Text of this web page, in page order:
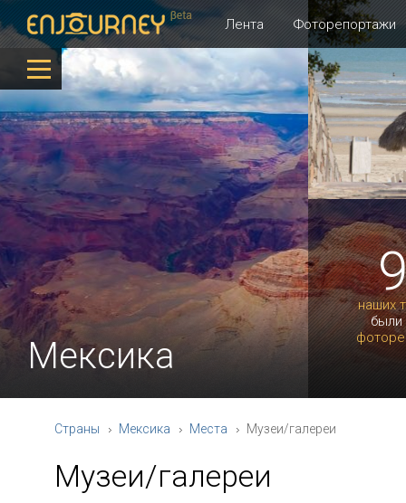
Лента Фоторепортажи
наших
были
Мексика
Страны Мексика Места Музеи/галереи
Музеи/галереи